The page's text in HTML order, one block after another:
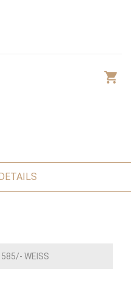
585/- WEISS